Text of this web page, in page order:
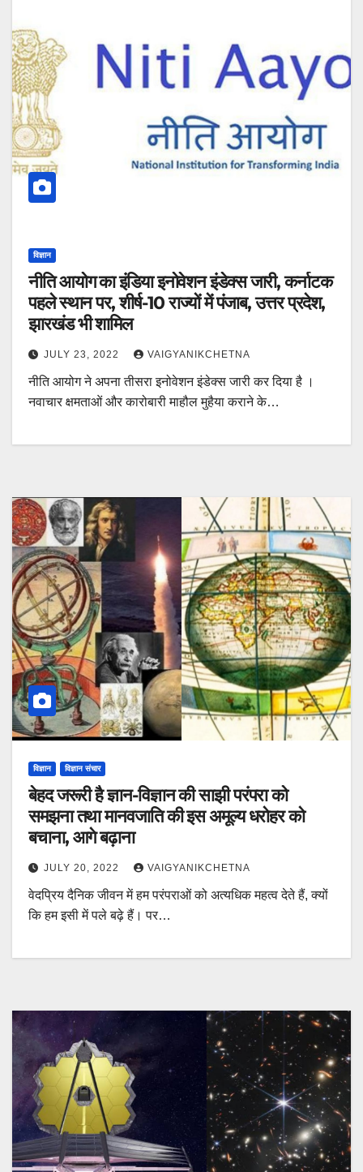
विज्ञान
नीति आयोग का इंडिया इनोवेशन इंडेक्स जारी, कर्नाटक
पहले स्थान पर, शीर्ष-10 राज्यों में पंजाब, उत्तर प्रदेश,
झारखंड भी शामिल
JULY 23, 2022 VAIGYANIKCHETNA
नीति आयोग ने अपना तीसरा इनोवेशन इंडेक्स जारी कर दिया है ।
नवाचार क्षमताओं और कारोबारी माहौल मुहैया कराने के…
विज्ञान विज्ञान संचार
बेहद जरूरी है ज्ञान-विज्ञान की साझी परंपरा को
समझना तथा मानवजाति की इस अमूल्य धरोहर को
बचाना, आगे बढ़ाना
JULY 20, 2022 VAIGYANIKCHETNA
वेदप्रिय दैनिक जीवन में हम परंपराओं को अत्यधिक महत्व देते हैं, क्यों
कि हम इसी में पले बढ़े हैं। पर…